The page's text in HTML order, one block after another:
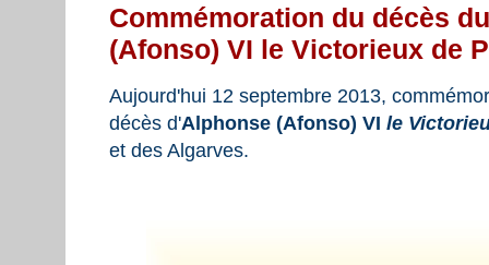
Commémoration du décès
(Afonso) VI le Victorieux de
Aujourd'hui 12 septembre 2013,
décès d'Alphonse (Afonso) VI le
et des Algarves.